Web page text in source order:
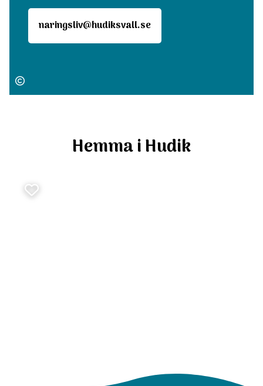
naringsliv@hudiksvall.se
Hemma i Hudik